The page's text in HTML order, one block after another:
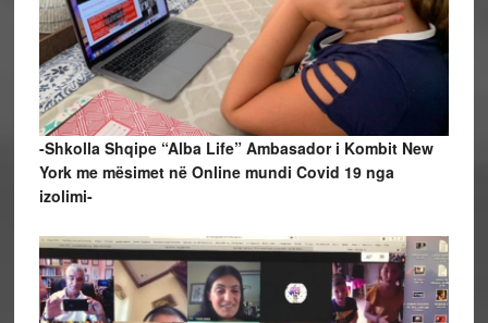
-Shkolla Shqipe “Alba Life” Ambasador i Kombit New
York me mësimet në Online mundi Covid 19 nga
izolimi-